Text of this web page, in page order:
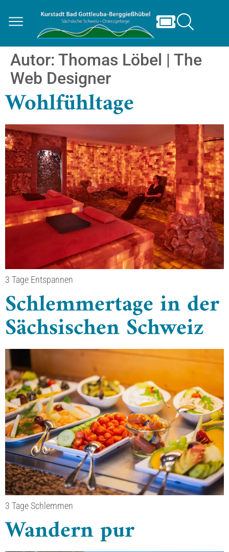
Autor: Thomas Löbel | The
Web Designer
Wohlfühltage
3 Tage Entspannen
Schlemmertage in der
Sächsischen Schweiz
3 Tage Schlemmen
Wandern pur